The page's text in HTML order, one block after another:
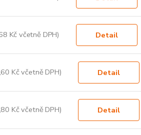
Kč včetně DPH) Detail
Kč včetně DPH) Detail
Kč včetně DPH) Detail